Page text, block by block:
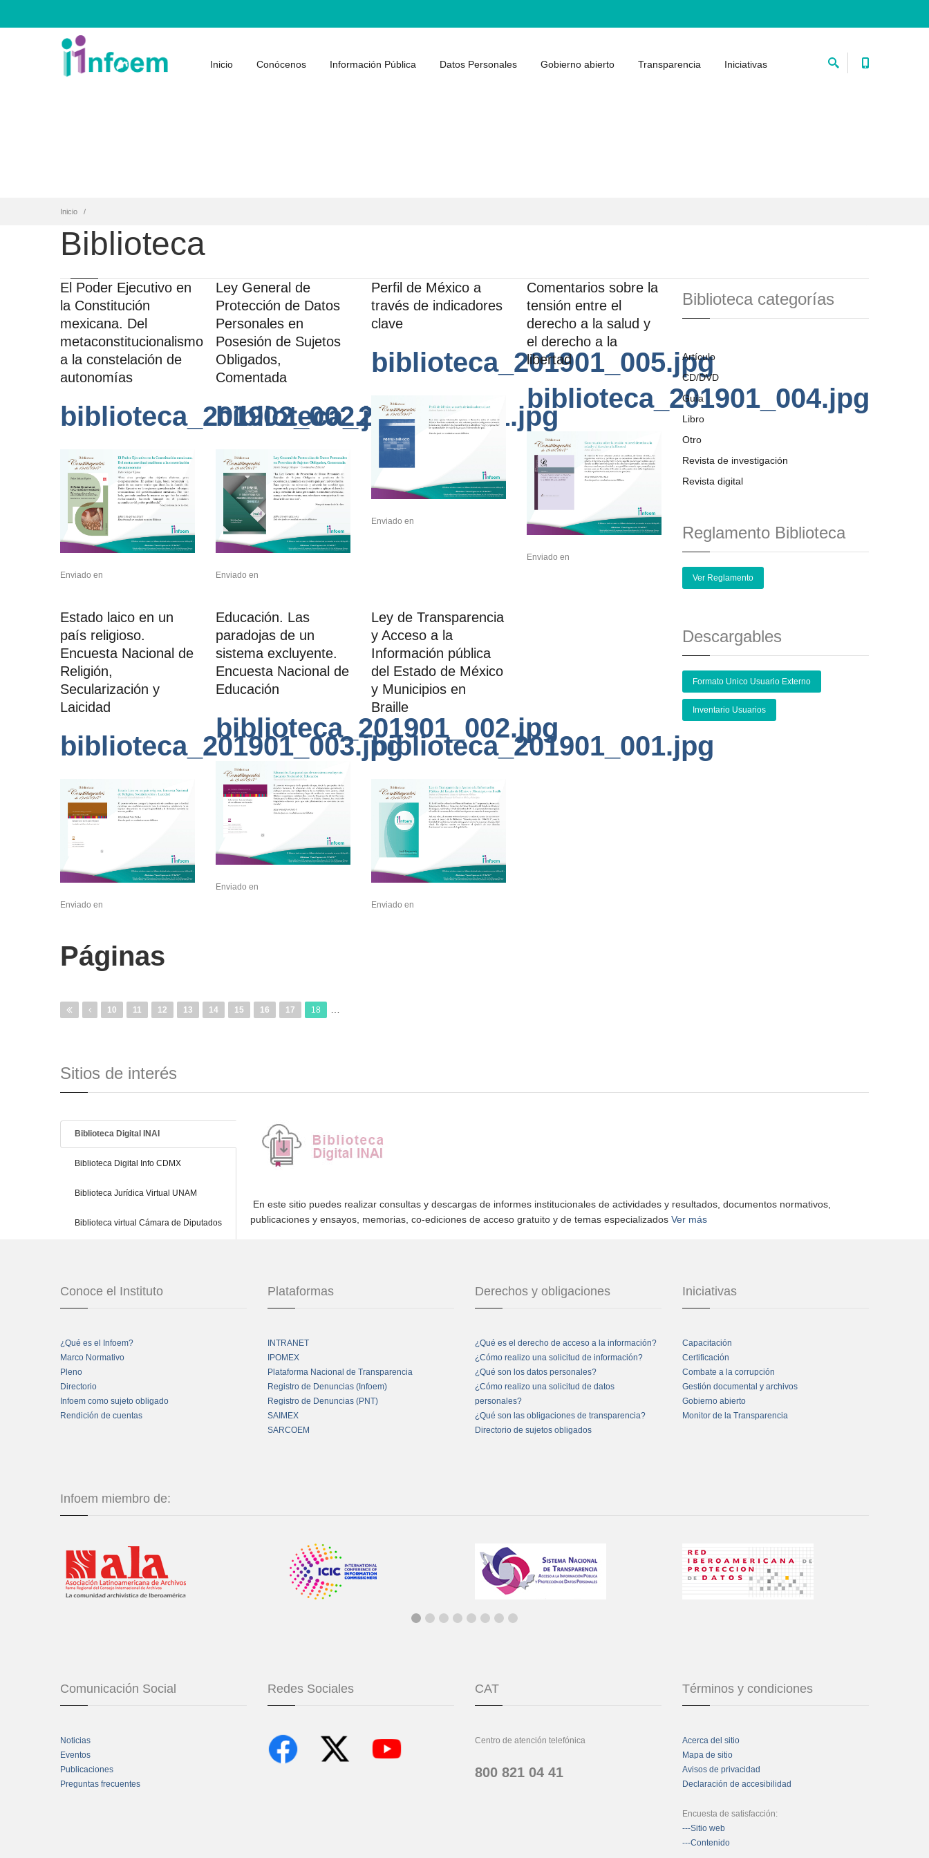
Inicio Conócenos Información Pública Datos Personales Gobierno abierto Transparencia Iniciativas
Inicio
Biblioteca
El Poder Ejecutivo en
la Constitución
mexicana. Del
metaconstitucionalismo
a la constelación de
autonomías
biblioteca_201902_002.jpg
Enviado en
Ley General de
Protección de Datos
Personales en
Posesión de Sujetos
Obligados,
Comentada
biblioteca_201902_001.jpg
Enviado en
Perfil de México a
través de indicadores
clave
biblioteca_201901_005.jpg
Enviado en
Comentarios sobre la
tensión entre el
derecho a la salud y
el derecho a la
libertad
biblioteca_201901_004.jpg
Enviado en
Estado laico en un
país religioso.
Encuesta Nacional de
Religión,
Secularización y
Laicidad
biblioteca_201901_003.jpg
Enviado en
Educación. Las
paradojas de un
sistema excluyente.
Encuesta Nacional de
Educación
biblioteca_201901_002.jpg
Enviado en
Ley de Transparencia
y Acceso a la
Información pública
del Estado de México
y Municipios en
Braille
biblioteca_201901_001.jpg
Enviado en
Páginas
10 11 12 13 14 15 16 17 18
Biblioteca categorías
Artículo
CD/DVD
Guía
Libro
Otro
Revista de investigación
Revista digital
Reglamento Biblioteca
Ver Reglamento
Descargables
Formato Unico Usuario Externo
Inventario Usuarios
Sitios de interés
Biblioteca Digital INAI
Biblioteca Digital Info CDMX
Biblioteca Jurídica Virtual UNAM
Biblioteca virtual Cámara de Diputados
En este sitio puedes realizar consultas y descargas de informes institucionales de actividades y resultados, documentos normativos,
publicaciones y ensayos, memorias, co-ediciones de acceso gratuito y de temas especializados Ver más
Conoce el Instituto
¿Qué es el Infoem?
Marco Normativo
Pleno
Directorio
Infoem como sujeto obligado
Rendición de cuentas
Plataformas
INTRANET
IPOMEX
Plataforma Nacional de Transparencia
Registro de Denuncias (Infoem)
Registro de Denuncias (PNT)
SAIMEX
SARCOEM
Derechos y obligaciones
¿Qué es el derecho de acceso a la información?
¿Cómo realizo una solicitud de información?
¿Qué son los datos personales?
¿Cómo realizo una solicitud de datos
personales?
¿Qué son las obligaciones de transparencia?
Directorio de sujetos obligados
Iniciativas
Capacitación
Certificación
Combate a la corrupción
Gestión documental y archivos
Gobierno abierto
Monitor de la Transparencia
Infoem miembro de:
Comunicación Social
Noticias
Eventos
Publicaciones
Preguntas frecuentes
Redes Sociales CAT
Centro de atención telefónica
800 821 04 41
Términos y condiciones
Acerca del sitio
Mapa de sitio
Avisos de privacidad
Declaración de accesibilidad
Encuesta de satisfacción:
---Sitio web
---Contenido